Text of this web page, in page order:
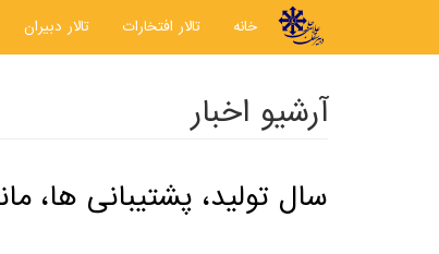
خانه
تالار افتخارات تالار دبیران
آرشیو اخبار
سال تولید، پشتیبانی ها،